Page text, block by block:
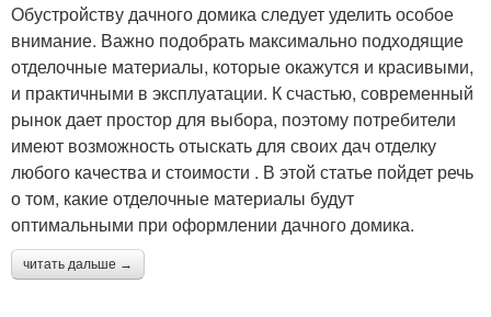
Обустройству дачного домика следует уделить особое
внимание. Важно подобрать максимально подходящие
отделочные материалы, которые окажутся и красивыми,
и практичными в эксплуатации. К счастью, современный
рынок дает простор для выбора, поэтому потребители
имеют возможность отыскать для своих дач отделку
любого качества и стоимости . В этой статье пойдет речь
о том, какие отделочные материалы будут
оптимальными при оформлении дачного домика.
читать дальше →